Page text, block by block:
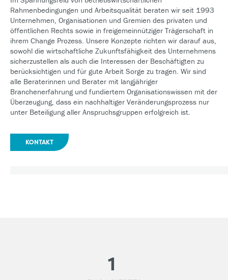
Rahmenbedingungen und Arbeitsqualität beraten wir seit 1993
Unternehmen, Organisationen und Gremien des privaten und
öffentlichen Rechts sowie in freigemeinnütziger Trägerschaft in
ihrem Change Prozess. Unsere Konzepte richten wir darauf aus,
sowohl die wirtschaftliche Zukunftsfähigkeit des Unternehmens
sicherzustellen als auch die Interessen der Beschäftigten zu
berücksichtigen und für gute Arbeit Sorge zu tragen. Wir sind
alle Beraterinnen und Berater mit langjähriger
Branchenerfahrung und fundiertem Organisationswissen mit der
Überzeugung, dass ein nachhaltiger Veränderungsprozess nur
unter Beteiligung aller Anspruchsgruppen erfolgreich ist.
KONTAKT
1